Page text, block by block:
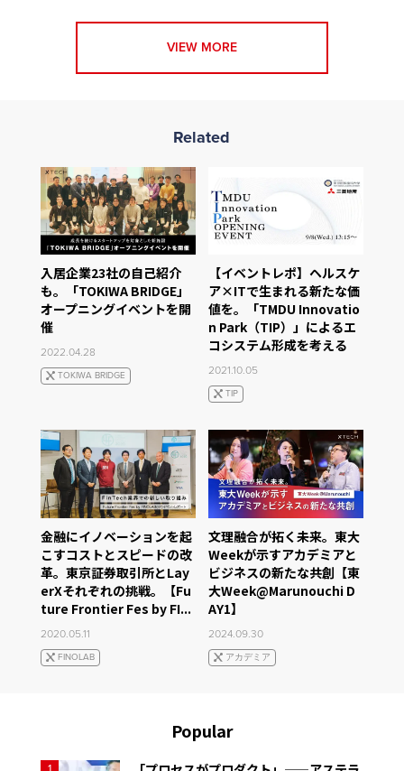
VIEW MORE
Related
入居企業23社の自己紹介
も。「TOKIWA BRIDGE」
オープニングイベントを開
催
2022.04.28
TOKIWA BRIDGE
【イベントレポ】ヘルスケ
ア×ITで生まれる新たな価
値を。「TMDU Innovatio
n Park（TIP）」によるエ
コシステム形成を考える
2021.10.05
TIP
金融にイノベーションを起
こすコストとスピードの改
革。東京証券取引所とLay
erXそれぞれの挑戦。【Fu
ture Frontier Fes by FI...
2020.05.11
FINOLAB
文理融合が拓く未来。東大
Weekが示すアカデミアと
ビジネスの新たな共創【東
大Week@Marunouchi D
AY1】
2024.09.30
アカデミア
Popular